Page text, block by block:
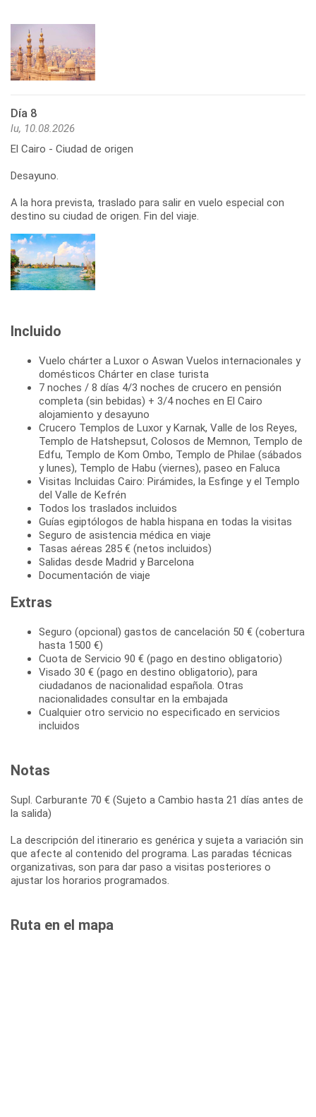
Día 8
lu, 10.08.2026
El Cairo - Ciudad de origen
Desayuno.
A la hora prevista, traslado para salir en vuelo especial con
destino su ciudad de origen. Fin del viaje.
Incluido
Vuelo chárter a Luxor o Aswan Vuelos internacionales y
domésticos Chárter en clase turista
7 noches / 8 días 4/3 noches de crucero en pensión
completa (sin bebidas) + 3/4 noches en El Cairo
alojamiento y desayuno
Crucero Templos de Luxor y Karnak, Valle de los Reyes,
Templo de Hatshepsut, Colosos de Memnon, Templo de
Edfu, Templo de Kom Ombo, Templo de Philae (sábados
y lunes), Templo de Habu (viernes), paseo en Faluca
Visitas Incluidas Cairo: Pirámides, la Esfinge y el Templo
del Valle de Kefrén
Todos los traslados incluidos
Guías egiptólogos de habla hispana en todas la visitas
Seguro de asistencia médica en viaje
Tasas aéreas 285 € (netos incluidos)
Salidas desde Madrid y Barcelona
Documentación de viaje
Extras
Seguro (opcional) gastos de cancelación 50 € (cobertura
hasta 1500 €)
Cuota de Servicio 90 € (pago en destino obligatorio)
Visado 30 € (pago en destino obligatorio), para
ciudadanos de nacionalidad española. Otras
nacionalidades consultar en la embajada
Cualquier otro servicio no especificado en servicios
incluidos
Notas
Supl. Carburante 70 € (Sujeto a Cambio hasta 21 días antes de
la salida)
La descripción del itinerario es genérica y sujeta a variación sin
que afecte al contenido del programa. Las paradas técnicas
organizativas, son para dar paso a visitas posteriores o
ajustar los horarios programados.
Ruta en el mapa